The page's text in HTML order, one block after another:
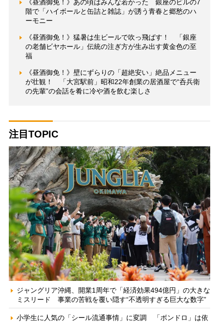
《昼酒御免！》あの頃はみんな若かった 銀座のビルの7
階で「ハイボールと缶詰と雑誌」が誘う青春と郷愁のハ
ーモニー
《昼酒御免！》猛暑は生ビールで吹っ飛ばす！ 「銀座
の老舗ビヤホール」伝統の注ぎ方が生み出す黄金色の至
福
《昼酒御免！》壁にずらりの「超絶安い」絶品メニュー
が壮観！ 「大宮駅前」昭和22年創業の居酒屋で“呑兵衛
の先輩”の会話を肴に冷や酒を飲む楽しさ
注目TOPIC
ジャングリア沖縄、開業1周年で「経済効果494億円」の大きな
ミスリード 事業の苦戦を覆い隠す“不透明すぎる巨大な数字”
小学生に人気の「シール流通事情」に変調 「ボンドロ」は依